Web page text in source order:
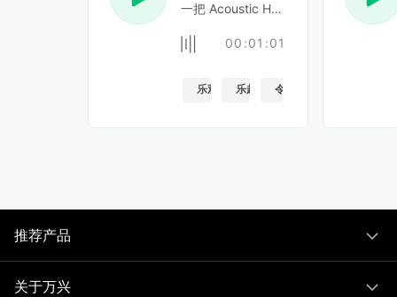
一把 Acoustic Happy 民谣吉他，带有
00:01:01
乐观的 乐趣 令人振奋
推荐产品
关于万兴